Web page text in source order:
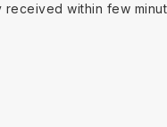
within few